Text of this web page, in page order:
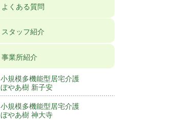
よくある質問
スタッフ紹介
事業所紹介
小規模多機能型居宅介護
ぼやあ樹 新子安
小規模多機能型居宅介護
ぼやあ樹 神大寺